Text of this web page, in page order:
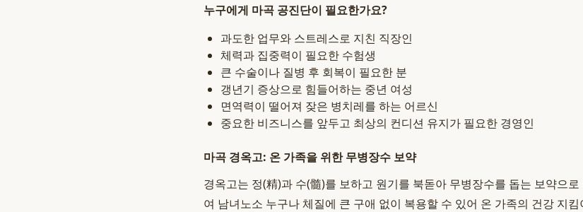
누구에게 마곡 공진단이 필요한가요?
과도한 업무와 스트레스로 지친 직장인
체력과 집중력이 필요한 수험생
큰 수술이나 질병 후 회복이 필요한 분
갱년기 증상으로 힘들어하는 중년 여성
면역력이 떨어져 잦은 병치레를 하는 어르신
중요한 비즈니스를 앞두고 최상의 컨디션 유지가 필요한 경영인
마곡 경옥고: 온 가족을 위한 무병장수 보약
경옥고는 정(精)과 수(髓)를 보하고 원기를 북돋아 무병장수를 돕는 보약으
여 남녀노소 누구나 체질에 큰 구애 없이 복용할 수 있어 온 가족의 건강 지